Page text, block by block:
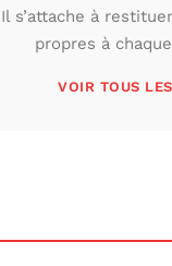
s’attache à
propres à
VOIR TOUS